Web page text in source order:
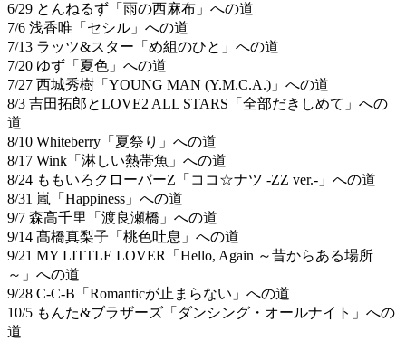
6/29 とんねるず「雨の西麻布」への道
7/6 浅香唯「セシル」への道
7/13 ラッツ&スター「め組のひと」への道
7/20 ゆず「夏色」への道
7/27 西城秀樹「YOUNG MAN (Y.M.C.A.)」への道
8/3 吉田拓郎とLOVE2 ALL STARS「全部だきしめて」への
道
8/10 Whiteberry「夏祭り」への道
8/17 Wink「淋しい熱帯魚」への道
8/24 ももいろクローバーZ「ココ☆ナツ -ZZ ver.-」への道
8/31 嵐「Happiness」への道
9/7 森高千里「渡良瀬橋」への道
9/14 髙橋真梨子「桃色吐息」への道
9/21 MY LITTLE LOVER「Hello, Again ～昔からある場所
～」への道
9/28 C-C-B「Romanticが止まらない」への道
10/5 もんた&ブラザーズ「ダンシング・オールナイト」への
道